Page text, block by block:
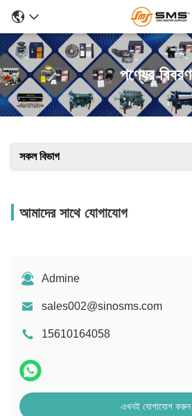
পণ্যের বিবরণ
সকল বিভাগ
আমাদের সাথে যোগাযোগ
Admine
sales002@sinosms.com
15610164058
এখনই যোগাযোগ করুন